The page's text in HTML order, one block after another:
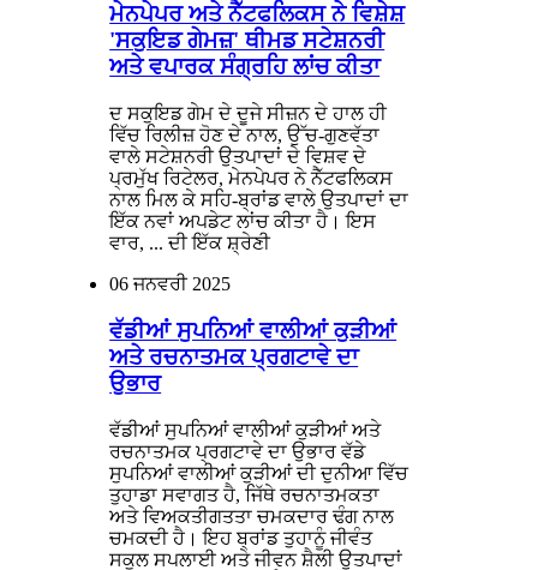
ਮੇਨਪੇਪਰ ਅਤੇ ਨੈੱਟਫਲਿਕਸ ਨੇ ਵਿਸ਼ੇਸ਼
'ਸਕੁਇਡ ਗੇਮਜ਼' ਥੀਮਡ ਸਟੇਸ਼ਨਰੀ
ਅਤੇ ਵਪਾਰਕ ਸੰਗ੍ਰਹਿ ਲਾਂਚ ਕੀਤਾ
ਦ ਸਕੁਇਡ ਗੇਮ ਦੇ ਦੂਜੇ ਸੀਜ਼ਨ ਦੇ ਹਾਲ ਹੀ
ਵਿੱਚ ਰਿਲੀਜ਼ ਹੋਣ ਦੇ ਨਾਲ, ਉੱਚ-ਗੁਣਵੱਤਾ
ਵਾਲੇ ਸਟੇਸ਼ਨਰੀ ਉਤਪਾਦਾਂ ਦੇ ਵਿਸ਼ਵ ਦੇ
ਪ੍ਰਮੁੱਖ ਰਿਟੇਲਰ, ਮੇਨਪੇਪਰ ਨੇ ਨੈੱਟਫਲਿਕਸ
ਨਾਲ ਮਿਲ ਕੇ ਸਹਿ-ਬ੍ਰਾਂਡ ਵਾਲੇ ਉਤਪਾਦਾਂ ਦਾ
ਇੱਕ ਨਵਾਂ ਅਪਡੇਟ ਲਾਂਚ ਕੀਤਾ ਹੈ। ਇਸ
ਵਾਰ, ... ਦੀ ਇੱਕ ਸ਼੍ਰੇਣੀ
06 ਜਨਵਰੀ 2025
ਵੱਡੀਆਂ ਸੁਪਨਿਆਂ ਵਾਲੀਆਂ ਕੁੜੀਆਂ
ਅਤੇ ਰਚਨਾਤਮਕ ਪ੍ਰਗਟਾਵੇ ਦਾ
ਉਭਾਰ
ਵੱਡੀਆਂ ਸੁਪਨਿਆਂ ਵਾਲੀਆਂ ਕੁੜੀਆਂ ਅਤੇ
ਰਚਨਾਤਮਕ ਪ੍ਰਗਟਾਵੇ ਦਾ ਉਭਾਰ ਵੱਡੇ
ਸੁਪਨਿਆਂ ਵਾਲੀਆਂ ਕੁੜੀਆਂ ਦੀ ਦੁਨੀਆ ਵਿੱਚ
ਤੁਹਾਡਾ ਸਵਾਗਤ ਹੈ, ਜਿੱਥੇ ਰਚਨਾਤਮਕਤਾ
ਅਤੇ ਵਿਅਕਤੀਗਤਤਾ ਚਮਕਦਾਰ ਢੰਗ ਨਾਲ
ਚਮਕਦੀ ਹੈ। ਇਹ ਬ੍ਰਾਂਡ ਤੁਹਾਨੂੰ ਜੀਵੰਤ
ਸਕੂਲ ਸਪਲਾਈ ਅਤੇ ਜੀਵਨ ਸ਼ੈਲੀ ਉਤਪਾਦਾਂ